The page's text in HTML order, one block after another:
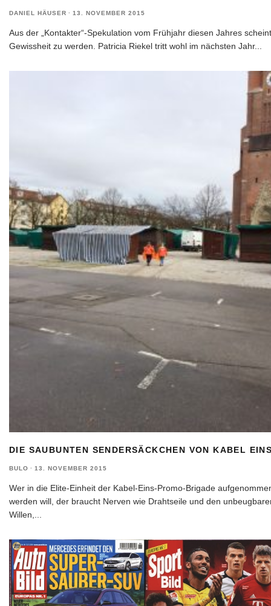
DANIEL HÄUSER · 13. NOVEMBER 2015
Aus der „Kontakter“-Spekulation vom Frühjahr diesen Jahres scheint
Gewissheit zu werden. Patricia Riekel tritt wohl im nächsten Jahr...
DIE SAUBUNTEN SENDERSÄCKCHEN VON KABEL
BULO · 13. NOVEMBER 2015
Wer in die Elite-Einheit der Kabel-Eins-Promo-Brigade
werden will, der braucht Nerven wie Drahtseile und den
Willen,